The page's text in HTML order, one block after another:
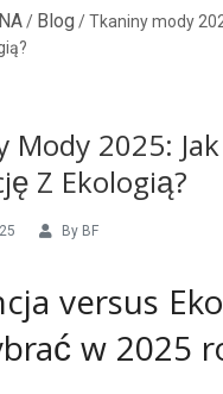
/ Blog / Tkaniny mody
Mody 2025: Jak
Z Ekologią?
By BF
versus
w 2025